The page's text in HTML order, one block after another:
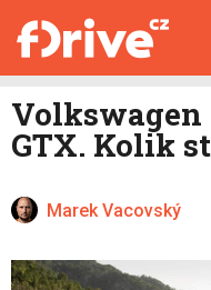
KATALOG
MAPA STANIC
VIDEA
HYBRIDY
E-MOTORSPORT
SERIÁLY
Facebook
Twitter
Volkswagen
GTX. Kolik
Marek Vacovský